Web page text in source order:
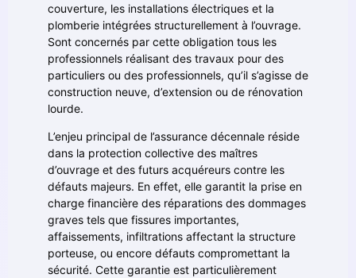
couverture, les installations électriques et la
plomberie intégrées structurellement à l’ouvrage.
Sont concernés par cette obligation tous les
professionnels réalisant des travaux pour des
particuliers ou des professionnels, qu’il s’agisse de
construction neuve, d’extension ou de rénovation
lourde.
L’enjeu principal de l’assurance décennale réside
dans la protection collective des maîtres
d’ouvrage et des futurs acquéreurs contre les
défauts majeurs. En effet, elle garantit la prise en
charge financière des réparations des dommages
graves tels que fissures importantes,
affaissements, infiltrations affectant la structure
porteuse, ou encore défauts compromettant la
sécurité. Cette garantie est particulièrement